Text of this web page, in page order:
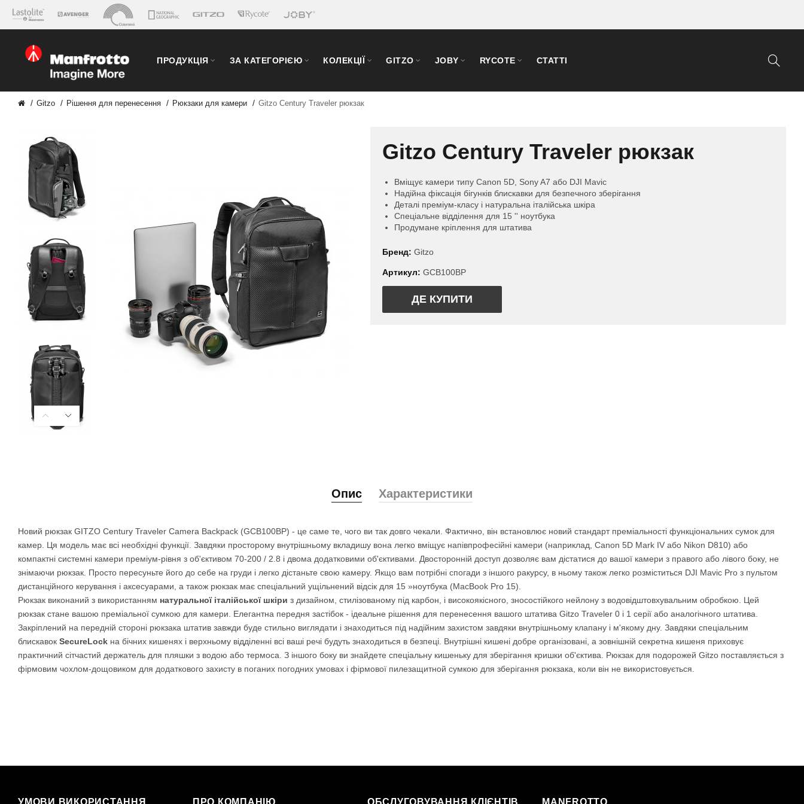
ПРОДУКЦІЯ ЗА КАТЕГОРІЄЮ КОЛЕКЦІЇ GITZO JOBY RYCOTE СТАТТІ
Gitzo Рішення для перенесення Рюкзаки для камери Gitzo Century Traveler рюкзак
Gitzo Century Traveler рюкзак
Вміщує камери типу Canon 5D, Sony A7 або DJI Mavic
Надійна фіксація бігунків блискавки для безпечного зберігання
Деталі преміум-класу і натуральна італійська шкіра
Спеціальне відділення для 15 '' ноутбука
Продумане кріплення для штатива
Бренд: Gitzo
Артикул: GCB100BP
ДЕ КУПИТИ
Опис Характеристики
Новий рюкзак GITZO Century Traveler Camera Backpack (GCB100BP) - це саме те, чого ви так довго чекали. Фактично, він встановлює новий стандарт преміальності функціональних сумок для
камер. Ця модель має всі необхідні функції. Завдяки просторому внутрішньому вкладишу вона легко вміщує напівпрофесійні камери (наприклад, Canon 5D Mark IV або Nikon D810) або
компактні системні камери преміум-рівня з об'єктивом 70-200 / 2.8 і двома додатковими об'єктивами. Двосторонній доступ дозволяє вам дістатися до вашої камери з правого або лівого боку, не
знімаючи рюкзак. Просто пересуньте його до себе на груди і легко дістаньте свою камеру. Якщо вам потрібні спогади з іншого ракурсу, в ньому також легко розміститься DJI Mavic Pro з пультом
дистанційного керування і аксесуарами, а також рюкзак має спеціальний ущільнений відсік для 15 »ноутбука (MacBook Pro 15).
Рюкзак виконаний з використанням натуральної італійської шкіри з дизайном, стилізованому під карбон, і високоякісного, зносостійкого нейлону з водовідштовхувальним обробкою. Цей
рюкзак стане вашою преміальної сумкою для камери. Елегантна передня застібок - ідеальне рішення для перенесення вашого штатива Gitzo Traveler 0 і 1 серії або аналогічного штатива.
Закріплений на передній стороні рюкзака штатив завжди буде стильно виглядати і знаходиться під надійним захистом завдяки внутрішньому клапану і м'якому дну. Завдяки спеціальним
блискавок SecureLock на бічних кишенях і верхньому відділенні всі ваші речі будуть знаходиться в безпеці. Внутрішні кишені добре організовані, а зовнішній секретна кишеня приховує
практичний сітчастий держатель для пляшки з водою або термоса. З іншого боку ви знайдете спеціальну кишеньку для зберігання кришки об'єктива. Рюкзак для подорожей Gitzo поставляється з
фірмовим чохлом-дощовиком для додаткового захисту в поганих погодних умовах і фірмової пилезащитной сумкою для зберігання рюкзака, коли він не використовується.